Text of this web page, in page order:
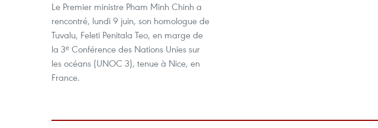
Le Premier ministre Pham Minh Chinh a
rencontré, lundi 9 juin, son homologue de
Tuvalu, Feleti Penitala Teo, en marge de
la 3ᵉ Conférence des Nations Unies sur
les océans (UNOC 3), tenue à Nice, en
France.